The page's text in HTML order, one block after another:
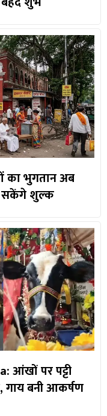
का भुगतान अब
सकेंगे शुल्क
आंखों पर पट्टी
गाय बनी आकर्षण